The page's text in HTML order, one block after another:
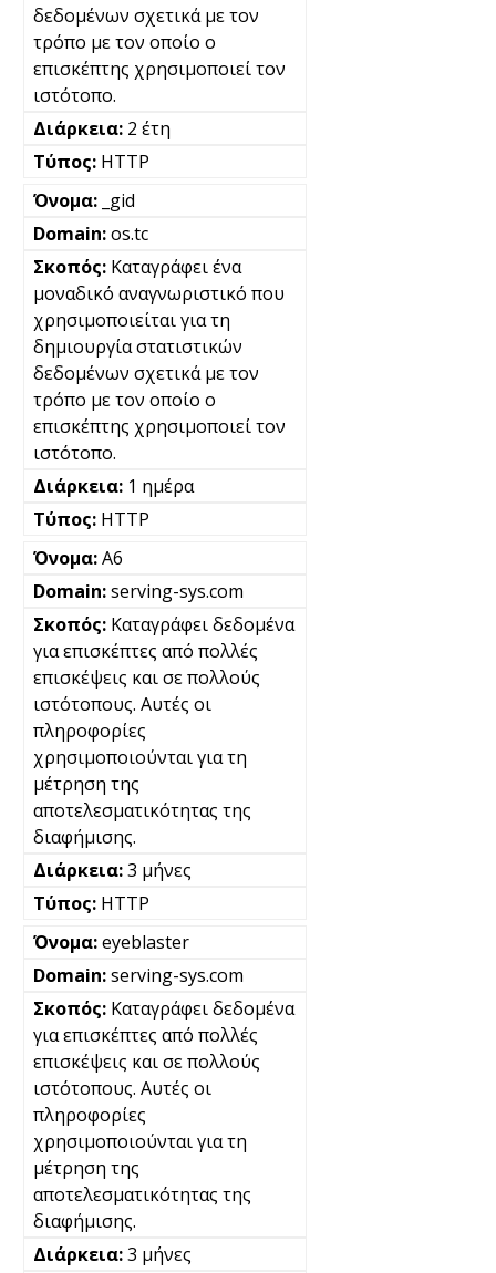
δεδομένων σχετικά με τον
τρόπο με τον οποίο ο
επισκέπτης χρησιμοποιεί τον
ιστότοπο.
2 έτη
HTTP
_gid
os.tc
Καταγράφει ένα
μοναδικό αναγνωριστικό που
χρησιμοποιείται για τη
δημιουργία στατιστικών
δεδομένων σχετικά με τον
τρόπο με τον οποίο ο
επισκέπτης χρησιμοποιεί τον
ιστότοπο.
1 ημέρα
HTTP
A6
serving-sys.com
Καταγράφει δεδομένα
για επισκέπτες από πολλές
επισκέψεις και σε πολλούς
ιστότοπους. Αυτές οι
πληροφορίες
χρησιμοποιούνται για τη
μέτρηση της
αποτελεσματικότητας της
διαφήμισης.
3 μήνες
HTTP
eyeblaster
serving-sys.com
Καταγράφει δεδομένα
για επισκέπτες από πολλές
επισκέψεις και σε πολλούς
ιστότοπους. Αυτές οι
πληροφορίες
χρησιμοποιούνται για τη
μέτρηση της
αποτελεσματικότητας της
διαφήμισης.
3 μήνες